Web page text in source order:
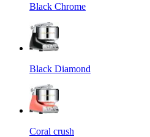
Black Chrome
Black Diamond
Coral crush